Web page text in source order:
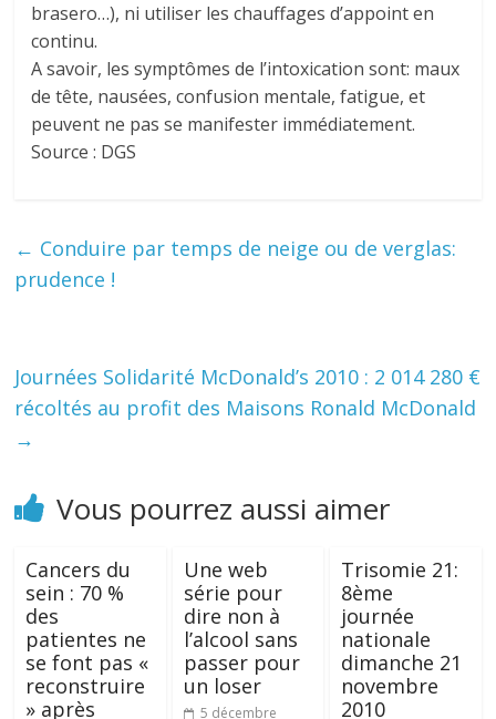
brasero…), ni utiliser les chauffages d’appoint en
continu.
A savoir, les symptômes de l’intoxication sont: maux
de tête, nausées, confusion mentale, fatigue, et
peuvent ne pas se manifester immédiatement.
Source : DGS
← Conduire par temps de neige ou de verglas:
prudence !
Journées Solidarité McDonald’s 2010 : 2 014 280 €
récoltés au profit des Maisons Ronald McDonald
→
Vous pourrez aussi aimer
Cancers du
sein : 70 %
des
patientes ne
se font pas «
reconstruire
» après
Une web
série pour
dire non à
l’alcool sans
passer pour
un loser
5 décembre
Trisomie 21:
8ème
journée
nationale
dimanche 21
novembre
2010